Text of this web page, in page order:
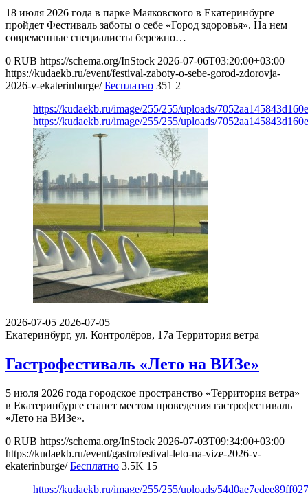
18 июля 2026 года в парке Маяковского в Екатеринбурге
пройдет Фестиваль заботы о себе «Город здоровья». На нем
современные специалисты бережно…
0 RUB https://schema.org/InStock 2026-07-06T03:20:00+03:00
https://kudaekb.ru/event/festival-zaboty-o-sebe-gorod-zdorovja-
2026-v-ekaterinburge/ Бесплатно 351 2
https://kudaekb.ru/image/255/255/uploads/
https://kudaekb.ru/image/255/255/uploads/
2026-07-05 2026-07-05
Екатеринбург, ул. Контролёров, 17а Территория ветра
Гастрофестиваль «Лето на ВИЗе»
5 июля 2026 года городское пространство «Территория ветра»
в Екатеринбурге станет местом проведения гастрофестиваль
«Лето на ВИЗе».
0 RUB https://schema.org/InStock 2026-07-03T09:34:00+03:00
https://kudaekb.ru/event/gastrofestival-leto-na-vize-2026-v-
ekaterinburge/ Бесплатно 3.5K 15
https://kudaekb.ru/image/255/255/uploads/